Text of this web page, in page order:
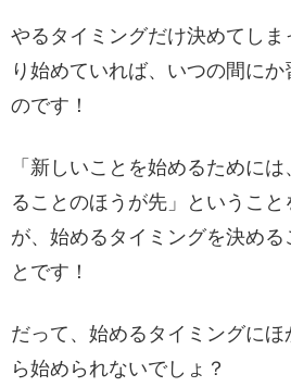
やるタイミングだけ決めてしま
り始めていれば、いつの間に
のです！
「新しいことを始めるために
ることのほうが先」というこ
が、始めるタイミングを決める
とです！
だって、始めるタイミングに
ら始められないでしょ？